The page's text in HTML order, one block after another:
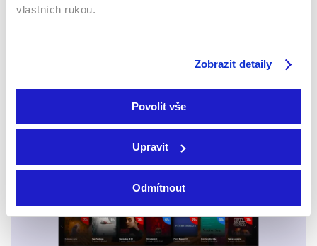
vlastních rukou.
Zobrazit detaily
Povolit vše
Upravit
Odmítnout
Sledujte kdekoliv až na 6 zařízeních
Sledovat internetovou televizi jde odkudkoliv
po celé EU, a to až na 6 zařízeních.